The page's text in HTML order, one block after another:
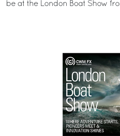
be at the London Boat Show